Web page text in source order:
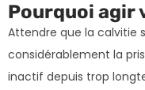
Pourquoi agir
Attendre que la calvitie
considérablement la
inactif depuis trop